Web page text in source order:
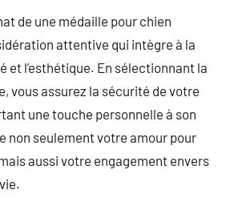
de une médaille pour chien
attentive qui intègre à la
et l’esthétique. En sélectionnant la
vous assurez la sécurité de votre
une touche personnelle à son
non seulement votre amour pour
aussi votre engagement envers